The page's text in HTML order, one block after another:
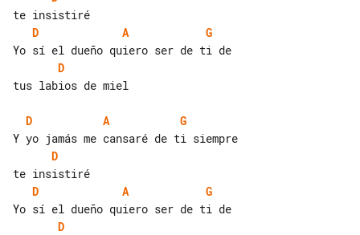
D
A
G
D
tus labios de miel
D A
G
D
D
A
G
D